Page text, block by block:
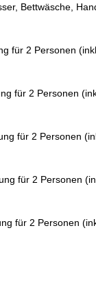
Bettwäsche,
für 2 Personen
für 2 Personen
für 2 Personen
für 2 Personen
für 2 Personen